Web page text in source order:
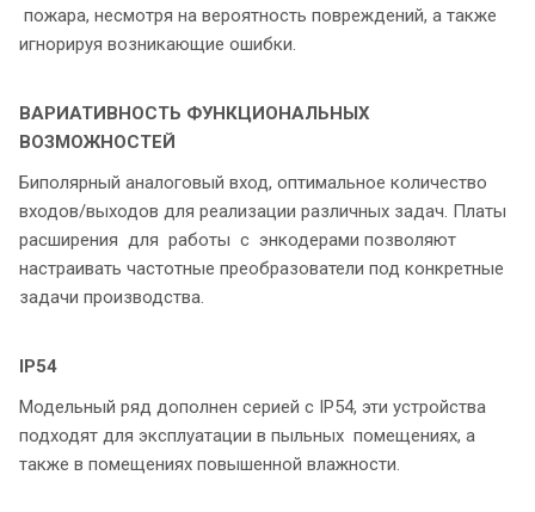
пожара, несмотря на вероятность повреждений, а также
игнорируя возникающие ошибки.
ВАРИАТИВНОСТЬ ФУНКЦИОНАЛЬНЫХ
ВОЗМОЖНОСТЕЙ
Биполярный аналоговый вход, оптимальное количество
входов/выходов для реализации различных задач. Платы
расширения для работы с энкодерами позволяют
настраивать частотные преобразователи под конкретные
задачи производства.
IP54
Модельный ряд дополнен серией с IP54, эти устройства
подходят для эксплуатации в пыльных помещениях, а
также в помещениях повышенной влажности.